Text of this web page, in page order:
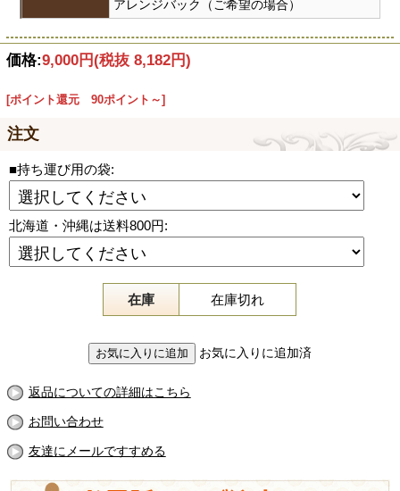
アレンジバック（ご希望の場合）
価格:9,000円(税抜 8,182円)
[ポイント還元 90ポイント～]
注文
■持ち運び用の袋:
北海道・沖縄は送料800円:
在庫 在庫切れ
お気に入りに追加済
返品についての詳細はこちら
お問い合わせ
友達にメールですすめる